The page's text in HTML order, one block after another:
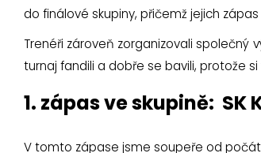
do finálové skupiny, přičemž jejich
Trenéři zároveň zorganizovali společný
turnaj fandili a dobře se bavili, protože
1. zápas ve skupině: SK
V tomto zápase jsme soupeře od